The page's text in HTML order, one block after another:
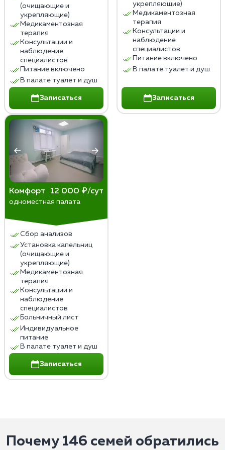
(очищающие и
укрепляющие)
Медикаментозная
терапия
Консультации и
наблюдение
специалистов
Питание включено
В палате туалет и душ
Записаться
укрепляющие)
Медикаментозная
терапия
Консультации и
наблюдение
специалистов
Питание включено
В палате туалет и душ
Записаться
Комфорт 12 000 ₽/сут
одноместная палата
Сбор анализов
Установка капельниц
(очищающие и
укрепляющие)
Медикаментозная
терапия
Консультации и
наблюдение
специалистов
Больничный лист
Индивидуальное
питание
В палате туалет и душ
Записаться
Почему 146 семей обратились